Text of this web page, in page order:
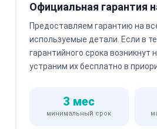
Официальная гарантия
Предоставляем гарантию на
используемые детали. Если в
гарантийного срока возникнут
устраним их бесплатно в
3 мес
минимальный срок